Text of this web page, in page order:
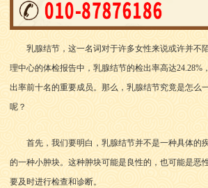
乳腺结节，这一名词对于许多女性来说或许并不
理中心的体检报告中，乳腺结节的检出率高达24.28%
出率前十名的重要成员。那么，乳腺结节究竟是怎么
呢？
首先，我们要明白，乳腺结节并不是一种具体的
的一种小肿块。这种肿块可能是良性的，也可能是恶
要及时进行检查和诊断。